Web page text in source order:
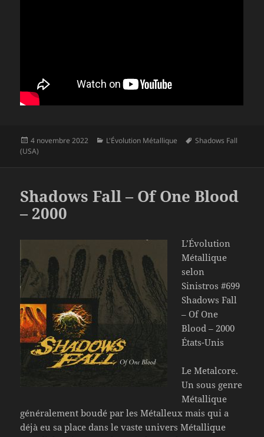
Publié
le
4 novembre 2022 Catégories
L'Évolution Métallique
Mots-
Shadows Fall
(USA)
Shadows Fall – Of One Blood
– 2000
L’Évolution
Métallique
selon
Sinistros #699
Shadows Fall
– Of One
Blood – 2000
États-Unis
Le Metalcore.
Un sous genre
Métallique
généralement boudé par les Métalleux mais qui a
déjà eu sa place dans le vaste univers Métallique